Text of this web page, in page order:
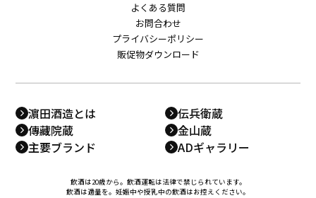
よくある質問
お問合わせ
プライバシーポリシー
販促物ダウンロード
濵田酒造とは
伝兵衛蔵
傳藏院蔵
金山蔵
主要ブランド
ADギャラリー
飲酒は20歳から。飲酒運転は法律で禁じられています。
飲酒は適量を。妊娠中や授乳中の飲酒はお控えください。